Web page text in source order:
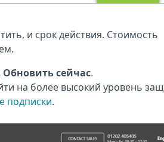
и срок действия. Стоимость
Обновить сейчас.
на более высокий уровень
подписки.